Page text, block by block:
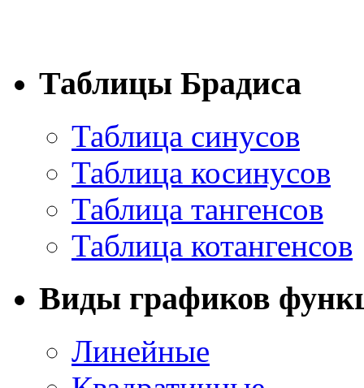
Таблицы Брадиса
Таблица синусов
Таблица косинусов
Таблица тангенсов
Таблица котангенсов
Виды графиков
Линейные